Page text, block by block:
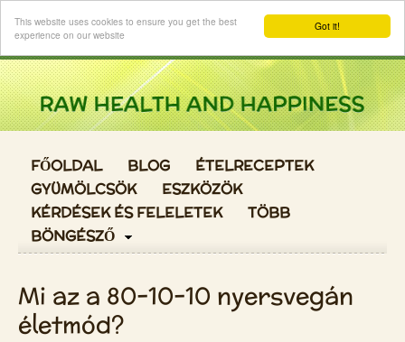
Got it!
This website uses cookies to ensure you get the best
experience on our website
Login
FŐOLDAL BLOG
ÉTELRECEPTEK
GYÜMÖLCSÖK
ESZKÖZÖK
KÉRDÉSEK ÉS FELELETEK
TÖBB
BÖNGÉSZŐ
Mi az a 80-10-10 nyersvegán
életmód?